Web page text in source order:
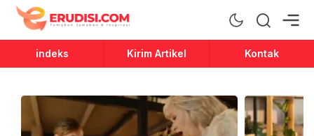
Erudisi
Temukan Jawaban dan Inspirasi
indeks Kirim Artikel Kontak